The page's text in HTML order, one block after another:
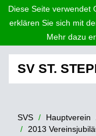
Diese Seite verwendet
erklären Sie sich mit
Mehr dazu
SV ST.
SVS Hauptverein
2013